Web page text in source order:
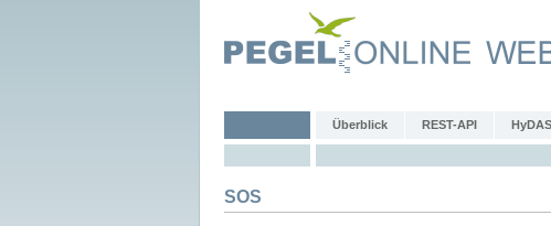
Überblick REST-API
SOS